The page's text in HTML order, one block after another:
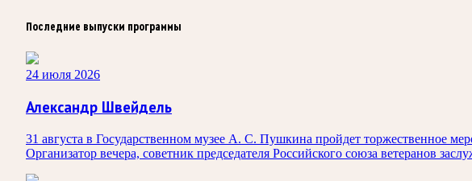
Последние выпуски программы
24 июля 2026
Александр Швейдель
31 августа в Государственном музее А. С. Пушкина пройдет торжественное
Организатор вечера, советник председателя Российского союза ветеранов